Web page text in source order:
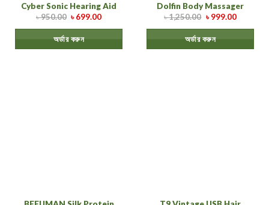
Cyber Sonic Hearing Aid
৳950.00 ৳699.00
অর্ডার করুন
Dolfin Body Massager
৳1,250.00 ৳999.00
অর্ডার করুন